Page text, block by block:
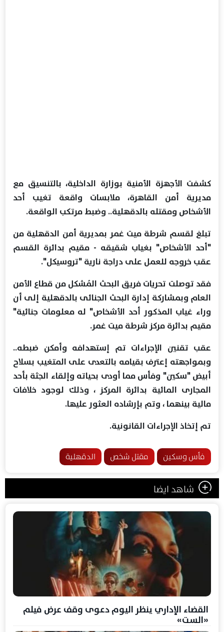
كشفت الأجهزة الأمنية بوزارة الداخلية، بالتنسيق مع
مديرية أمن القاهرة، ملابسات واقعة تغيب أحد
الأشخاص ومقتله بالدقهلية.. وضبط مرتكب الواقعة.
تبلغ لقسم شرطة ميت غمر بمديرية أمن الدقهلية من
"أحد الأشخاص" بغياب شقيقه - مقيم بدائرة القسم
عقب خروجه للعمل على دراجة نارية "تروسيكل".
فقد توصلت تحريات فريق البحث المُشكل من قطاع الأمن
العام وبمشاركة إدارة البحث الجنائى بالدقهلية إلى أن
وراء غياب المذكور أحد الأشخاص" له معلومات جنائية"
مقيم بدائرة مركز شرطة ميت غمر.
عقب تقنين الإجراءات تم إستهدافه وأمكن ضبطه..
وبمواجهته إعترف بقيامه بالتعدى على المتغيب بسلاح
أبيض "سكين" وفأس مما أودى بحياته وإلقاء الجثة بأحد
المجارى المائية بدائرة المركز ، وذلك لوجود خلافات
مالية بينهما ، وتم بإرشاده العثور عليها.
تم إتخاذ الإجراءات القانونية.
فأس وسكين مقتل شخص الدقهلية
شاهد ايضا
القضاء الإداري ينظر اليوم دعوى وقف عرض فيلم
«الست»